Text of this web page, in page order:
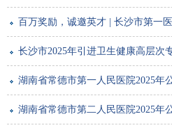
百万奖励，诚邀英才 | 长沙市第一
长沙市2025年引进卫生健康高层次
湖南省常德市第一人民医院2025年
湖南省常德市第二人民医院2025年